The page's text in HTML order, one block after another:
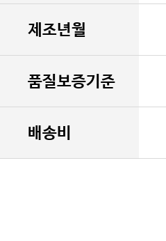
제조년월
품질보증기준
배송비